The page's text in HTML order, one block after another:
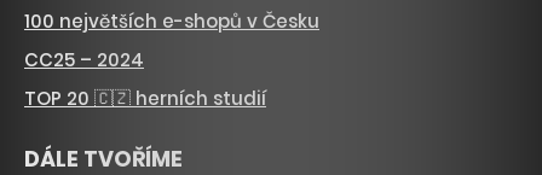
100 největších e-shopů v Česku
CC25 – 2024
TOP 20 🇨🇿 herních studií
DÁLE TVOŘÍME